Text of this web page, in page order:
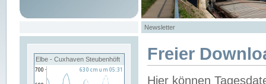
Newsletter
Elbe - Cuxhaven Steubenhöft Freier
Hier können